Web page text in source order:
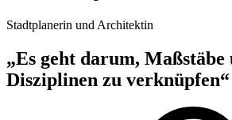
Stadtplanerin und Architektin
„Es geht darum, Maßstäbe
Disziplinen zu verknüpfen“